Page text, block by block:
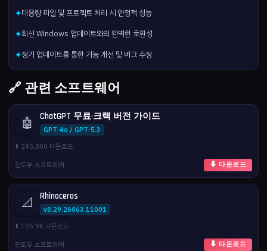
✦대용량 파일 및 프로젝트 처리 시 안정적 성능
✦최신 Windows 업데이트와의 완벽한 호환성
✦정기 업데이트를 통한 기능 개선 및 버그 수정
🔗 관련 소프트웨어
🤖 ChatGPT 무료·크랙 버전 가이드
GPT-4o / GPT-5.3
⬇️ 245,800 다운로드
윈도우 소프트웨어
⬇ 다운로드
📐 Rhinoceros
v8.29.26063.11001
⬇️ 106.9K 다운로드
윈도우 소프트웨어
⬇ 다운로드